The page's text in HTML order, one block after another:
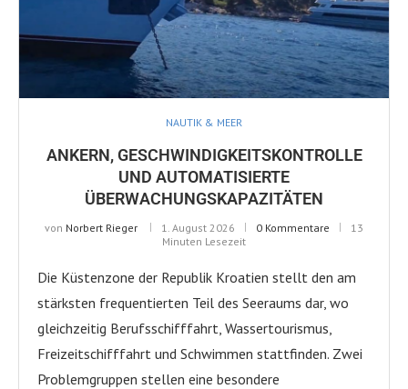
NAUTIK & MEER
ANKERN, GESCHWINDIGKEITSKONTROLLE
UND AUTOMATISIERTE
ÜBERWACHUNGSKAPAZITÄTEN
von Norbert Rieger 1. August 2026 0 Kommentare
13
Minuten Lesezeit
Die Küstenzone der Republik Kroatien stellt den am
stärksten frequentierten Teil des Seeraums dar, wo
gleichzeitig Berufsschifffahrt, Wassertourismus,
Freizeitschifffahrt und Schwimmen stattfinden. Zwei
Problemgruppen stellen eine besondere